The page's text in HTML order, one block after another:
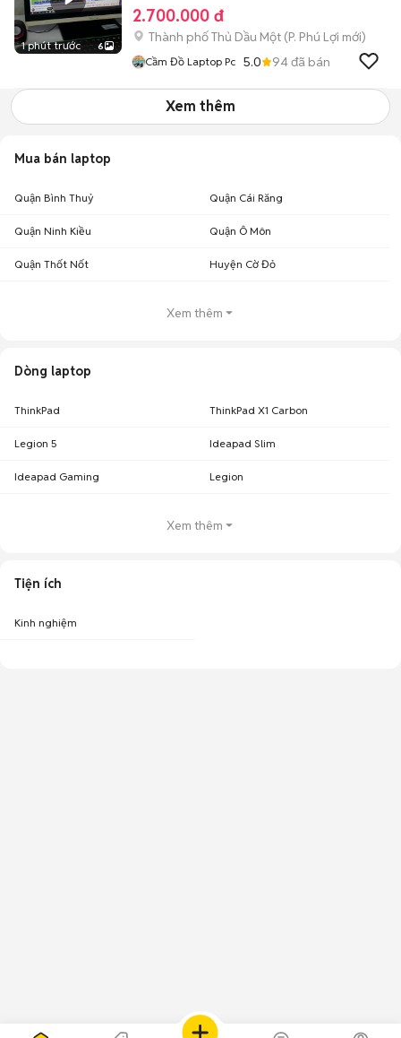
1 phút trước 6
2.700.000 đ
Thành phố Thủ Dầu Một (P. Phú Lợi mới)
Cầm Đồ Laptop Pc 5.0 94đã bán
Xem thêm
Mua bán laptop
Quận Bình Thuỷ Quận Cái Răng
Quận Ninh Kiều Quận Ô Môn
Quận Thốt Nốt Huyện Cờ Đỏ
Xem thêm
Dòng laptop
ThinkPad ThinkPad X1 Carbon
Legion 5 Ideapad Slim
Ideapad Gaming Legion
Xem thêm
Tiện ích
Kinh nghiệm